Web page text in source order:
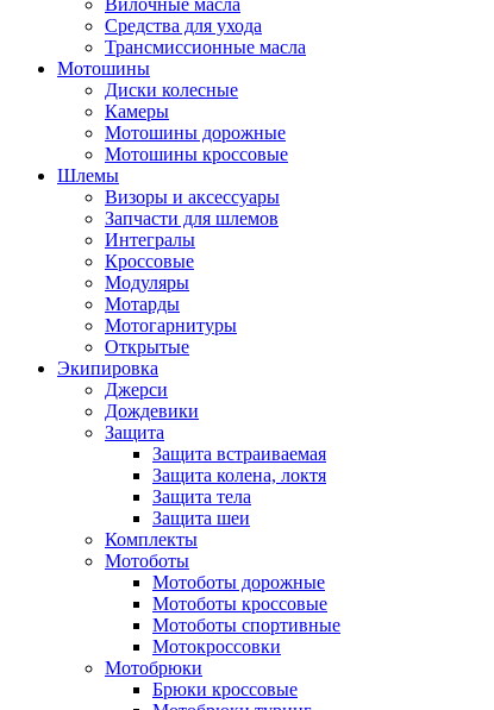
Вилочные масла
Средства для ухода
Трансмиссионные масла
Мотошины
Диски колесные
Камеры
Мотошины дорожные
Мотошины кроссовые
Шлемы
Визоры и аксессуары
Запчасти для шлемов
Интегралы
Кроссовые
Модуляры
Мотарды
Мотогарнитуры
Открытые
Экипировка
Джерси
Дождевики
Защита
Защита встраиваемая
Защита колена, локтя
Защита тела
Защита шеи
Комплекты
Мотоботы
Мотоботы дорожные
Мотоботы кроссовые
Мотоботы спортивные
Мотокроссовки
Мотобрюки
Брюки кроссовые